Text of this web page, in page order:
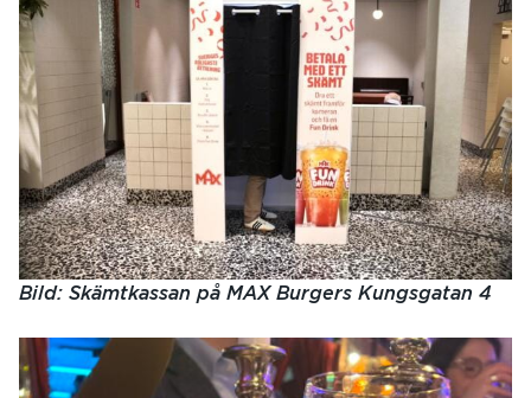
Bild: Skämtkassan på MAX Burgers Kungsgatan 4